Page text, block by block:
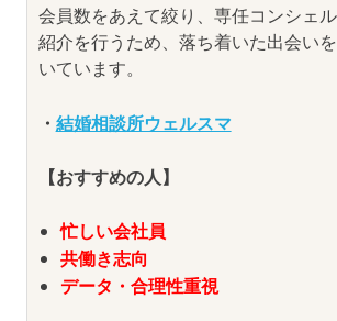
会員数をあえて絞り、専任コンシェ
紹介を行うため、落ち着いた出会い
いています。
・ 結婚相談所ウェルスマ
【おすすめの人】
忙しい会社員
共働き志向
データ・合理性重視